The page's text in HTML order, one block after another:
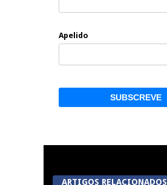
Apelido
ARTIGOS RELACIONADOS